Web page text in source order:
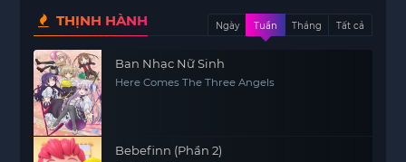
THỊNH HÀNH Ngày Tuần Tháng Tất cả
Ban Nhạc Nữ Sinh
Here Comes The Three Angels
Bebefinn (Phần 2)